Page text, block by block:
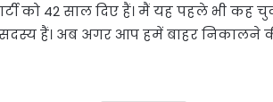
को 42 साल दिए हैं। मैं यह पहले भी कह
सदस्य हैं। अब अगर आप हमें बाहर निकालने